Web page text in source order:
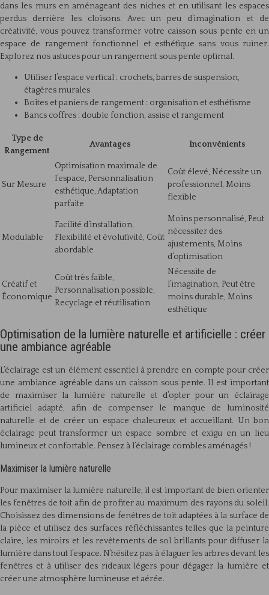
dans les murs en aménageant des niches et en utilisant les espaces
perdus derrière les cloisons. Avec un peu d’imagination et de
créativité, vous pouvez transformer votre caisson sous pente en un
espace de rangement fonctionnel et esthétique sans vous ruiner.
Explorez nos astuces pour un rangement sous pente optimal.
Utiliser l’espace vertical : crochets, barres de suspension,
étagères murales
Boîtes et paniers de rangement : organisation et esthétisme
Bancs coffres : double fonction, assise et rangement
Type de
Rangement
Avantages Inconvénients
Sur Mesure
Optimisation maximale de
l’espace, Personnalisation
esthétique, Adaptation
parfaite
Coût élevé, Nécessite un
professionnel, Moins
flexible
Modulable
Facilité d’installation,
Flexibilité et évolutivité, Coût
abordable
Moins personnalisé, Peut
nécessiter des
ajustements, Moins
d’optimisation
Créatif et
Économique
Coût très faible,
Personnalisation possible,
Recyclage et réutilisation
Nécessite de
l’imagination, Peut être
moins durable, Moins
esthétique
Optimisation de la lumière naturelle et artificielle : créer
une ambiance agréable
L’éclairage est un élément essentiel à prendre en compte pour créer
une ambiance agréable dans un caisson sous pente. Il est important
de maximiser la lumière naturelle et d’opter pour un éclairage
artificiel adapté, afin de compenser le manque de luminosité
naturelle et de créer un espace chaleureux et accueillant. Un bon
éclairage peut transformer un espace sombre et exigu en un lieu
lumineux et confortable. Pensez à l’éclairage combles aménagés !
Maximiser la lumière naturelle
Pour maximiser la lumière naturelle, il est important de bien orienter
les fenêtres de toit afin de profiter au maximum des rayons du soleil.
Choisissez des dimensions de fenêtres de toit adaptées à la surface de
la pièce et utilisez des surfaces réfléchissantes telles que la peinture
claire, les miroirs et les revêtements de sol brillants pour diffuser la
lumière dans tout l’espace. N’hésitez pas à élaguer les arbres devant les
fenêtres et à utiliser des rideaux légers pour dégager la lumière et
créer une atmosphère lumineuse et aérée.